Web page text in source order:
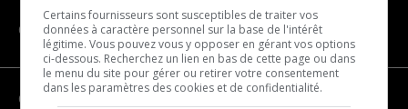
CATÉGORIES
Géographie
Certains fournisseurs sont susceptibles de traiter vos
données à caractère personnel sur la base de l'intérêt
légitime. Vous pouvez vous y opposer en gérant vos options
ci-dessous. Recherchez un lien en bas de cette page ou dans
le menu du site pour gérer ou retirer votre consentement
dans les paramètres des cookies et de confidentialité.